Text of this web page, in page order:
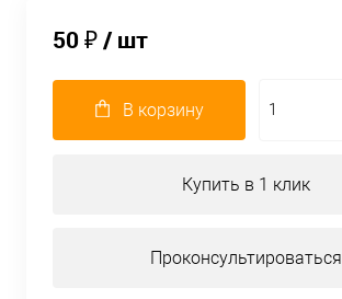
50 ₽/ шт
В корзину
Купить в 1 клик
Проконсультироваться